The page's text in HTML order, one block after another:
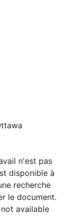
n'est pas
disponible à
recherche
le document.
available